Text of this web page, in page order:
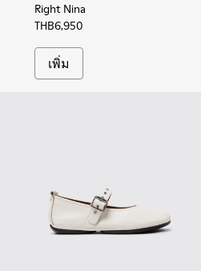
Right Nina
THB6,950
เพิ่ม